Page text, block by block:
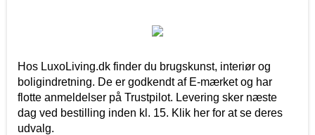
Hos LuxoLiving.dk finder du brugskunst, interiør og
boligindretning. De er godkendt af E-mærket og har
flotte anmeldelser på Trustpilot. Levering sker næste
dag ved bestilling inden kl. 15. Klik her for at se deres
udvalg.